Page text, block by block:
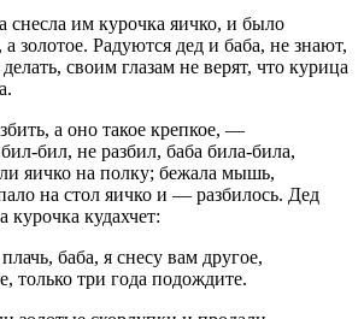
снесла им курочка яичко, и было
а золотое. Радуются дед и баба, не знают,
своим глазам не верят, что курица
а оно такое крепкое, —
бил, не разбил, баба била-била,
яичко на полку; бежала мышь,
на стол яичко и — разбилось. Дед
курочка кудахчет:
баба, я снесу вам другое,
только три года подождите.